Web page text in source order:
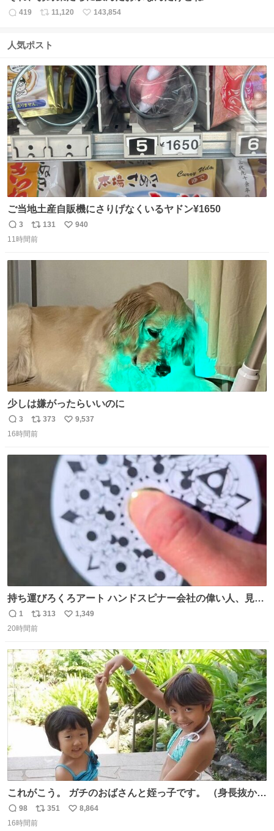
返
数
419
リ
ス
数
11,120
い
143,854
人気ポスト
ご当地土産自販機にさりげなくいるヤドン¥1650
返
信
3
リ
ポ
ト
131
い
940
11時間前
少しは嫌がったらいいのに
返
信
3
リ
ポ
373
い
数
9,537
16時間前
持ち運びろくろアート ハンドスピナー会社の偉い人、見て
ください。
返
信
1
リ
ポ
ト
数
313
い
数
1,349
20時間前
これがこう。 ガチのおばさんと姪っ子です。 （身長抜かさ
返
信
98
リ
ポ
351
い
8,864
16時間前